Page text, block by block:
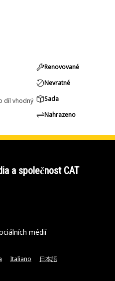
díl vhodný
Renovované
Nevratné
Sada
Nahrazeno
a společnost CAT
médií
Italiano 日本語